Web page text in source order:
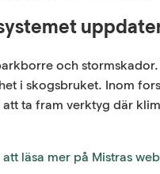
och
i skogsbruket. Inom
ta fram verktyg där
läsa mer på Mistras